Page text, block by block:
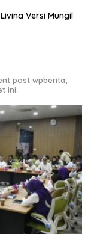
Versi Mungil
post wpberita,
ini.